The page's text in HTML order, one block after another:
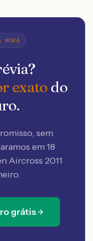
HORA
exato do
sem
em 18
Aircross 2011
.
grátis